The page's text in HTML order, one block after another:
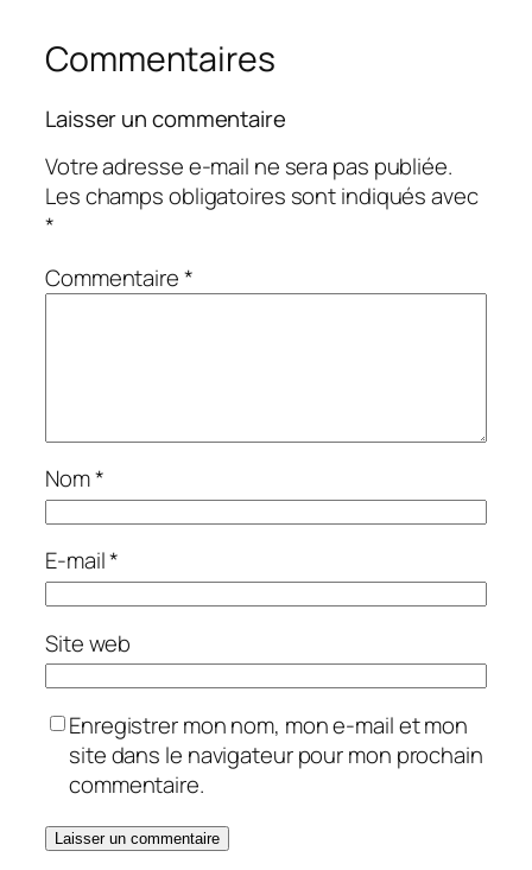
Commentaires
Laisser un commentaire
Votre adresse e-mail ne sera pas publiée.
Les champs obligatoires sont indiqués avec
*
Commentaire*
Nom*
E-mail*
Site web
Enregistrer mon nom, mon e-mail et mon
site dans le navigateur pour mon prochain
commentaire.